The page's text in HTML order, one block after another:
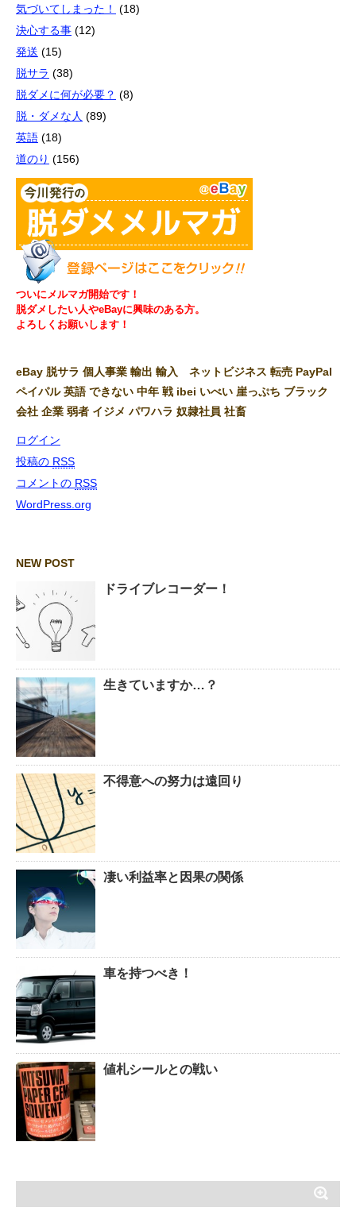
気づいてしまった！
(18)
決心する事 (12)
発送 (15)
脱サラ (38)
脱ダメに何が必要？ (8)
脱・ダメな人 (89)
英語 (18)
道のり (156)
ついにメルマガ開始です！
脱ダメしたい人やeBayに興味のある方。
よろしくお願いします！
eBay 脱サラ 個人事業 輸出 輸入 ネットビジネス 転売 PayPal
ペイパル 英語 できない 中年 戦 ibei いべい 崖っぷち ブラック
会社 企業 弱者 イジメ パワハラ 奴隷社員 社畜
ログイン
投稿の RSS
コメントの RSS
WordPress.org
NEW POST
ドライブレコーダー！
生きていますか…？
不得意への努力は遠回り
凄い利益率と因果の関係
車を持つべき！
値札シールとの戦い